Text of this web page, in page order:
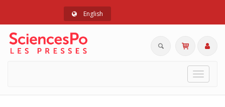
English
Toggle